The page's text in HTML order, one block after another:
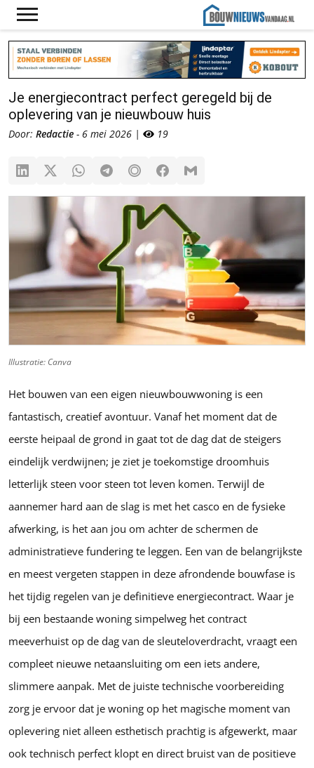
Je energiecontract perfect geregeld bij de
oplevering van je nieuwbouw huis
Door: Redactie - 6 mei 2026 | 19
Illustratie: Canva
Het bouwen van een eigen nieuwbouwwoning is een
fantastisch, creatief avontuur. Vanaf het moment dat de
eerste heipaal de grond in gaat tot de dag dat de steigers
eindelijk verdwijnen; je ziet je toekomstige droomhuis
letterlijk steen voor steen tot leven komen. Terwijl de
aannemer hard aan de slag is met het casco en de fysieke
afwerking, is het aan jou om achter de schermen de
administratieve fundering te leggen. Een van de belangrijkste
en meest vergeten stappen in deze afrondende bouwfase is
het tijdig regelen van je definitieve energiecontract. Waar je
bij een bestaande woning simpelweg het contract
meeverhuist op de dag van de sleuteloverdracht, vraagt een
compleet nieuwe netaansluiting om een iets andere,
slimmere aanpak. Met de juiste technische voorbereiding
zorg je ervoor dat je woning op het magische moment van
oplevering niet alleen esthetisch prachtig is afgewerkt, maar
ook technisch perfect klopt en direct bruist van de positieve